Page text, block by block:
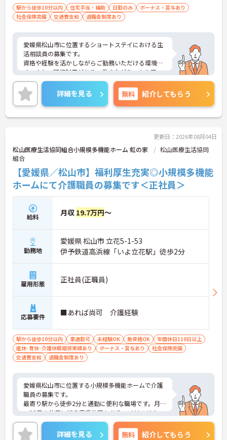
駅から徒歩10分以内 住宅手当・補助 日勤のみ
ボーナス・賞与あり
社会保険完備
交通費支給 退職金制度あり
愛媛県松山市に位置するショートステイにおける生
活相談員の募集です。
資格や経験を活かしながらご勤務いただける環境で
す。また、研修制度があり、働きながらスキルアッ
プが目指せる環境です。
ご興味のある方には、面接対策ポイントなど、さら
に詳細をご案内しますのでお気軽にご相談くださ
い！
詳細を見る 無料 紹介してもらう
更新日：2026年08月04日
松山医療生活協同組合小規模多機能ホーム 虹の家
松山医療生活協同
組合
【愛媛県／松山市】福利厚生充実◎小規模多機能
ホームにて介護職員の募集です＜正社員＞
給料 月収 19.7万円～
勤務地
愛媛県 松山市 立花5-1-53
伊予鉄道高浜線「いよ立花駅」徒歩2分
雇用形態 正社員(正職員)
応募要件 ■あれば尚可 介護経験
駅から徒歩10分以内 車通勤可 未経験OK 無資格OK
年間休日110日以上
産休･育休･介護休暇取得実績あり
ボーナス・賞与あり
社会保険完備
交通費支給
退職金制度あり
愛媛県松山市に位置する小規模多機能ホームで介護
職員の募集です。
最寄り駅から徒歩2分と通勤に便利な職場です。月9
～10日の休日に加え夏季休暇もあり、メリハリをつ
けて働けます。夜勤手当や各種手当も整っており、
地域密着型の介護サービスに携わりながら経験を積
詳細を見る 無料 紹介してもらう